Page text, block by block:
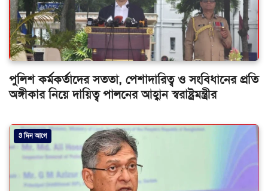
পুলিশ কর্মকর্তাদের সততা, পেশাদারিত্ব ও সংবিধানের প্রতি
অঙ্গীকার নিয়ে দায়িত্ব পালনের আহ্বান স্বরাষ্ট্রমন্ত্রীর
3 দিন আগে